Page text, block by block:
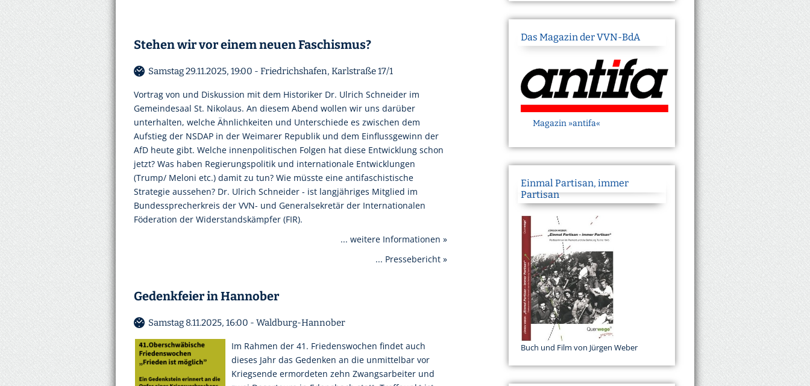
Stehen wir vor einem neuen Faschismus?
Samstag 29.11.2025, 19:00 - Friedrichshafen, Karlstraße 17/1
Vortrag von und Diskussion mit dem Historiker Dr. Ulrich Schneider im
Gemeindesaal St. Nikolaus. An diesem Abend wollen wir uns darüber
unterhalten, welche Ähnlichkeiten und Unterschiede es zwischen dem
Aufstieg der NSDAP in der Weimarer Republik und dem Einflussgewinn der
AfD heute gibt. Welche innenpolitischen Folgen hat diese Entwicklung schon
jetzt? Was haben Regierungspolitik und internationale Entwicklungen
(Trump/ Meloni etc.) damit zu tun? Wie müsste eine antifaschistische
Strategie aussehen? Dr. Ulrich Schneider - ist langjähriges Mitglied im
Bundessprecherkreis der VVN- und Generalsekretär der Internationalen
Föderation der Widerstandskämpfer (FIR).
... weitere Informationen »
... Pressebericht »
Gedenkfeier in Hannober
Samstag 8.11.2025, 16:00 - Waldburg-Hannober
Im Rahmen der 41. Friedenswochen findet auch
dieses Jahr das Gedenken an die unmittelbar vor
Kriegsende ermordeten zehn Zwangsarbeiter und
Das Magazin der VVN-BdA
Magazin »antifa«
Einmal Partisan, immer
Partisan
Buch und Film von Jürgen Weber